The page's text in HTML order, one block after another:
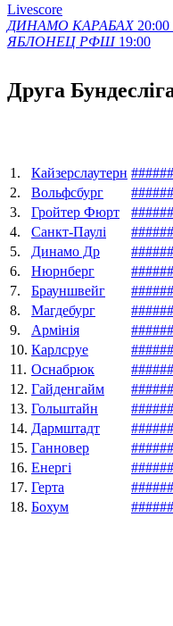
Livescore
ДИНАМО КАРАБАХ 20:00
ЯБЛОНЕЦ РФШ 19:00
Друга
1.
Кайзерслаутерн ######
2.
Вольфсбург ######
3.
Гройтер Фюрт ######
4.
Санкт-Паулі ######
5.
Динамо Др ######
6.
Нюрнберг ######
7.
Брауншвейг ######
8.
Магдебург ######
9.
Армінія ######
10. Карлсруе ######
11. Оснабрюк ######
12. Гайденгайм ######
13. Гольштайн ######
14. Дармштадт ######
15. Ганновер ######
16. Енергі ######
17. Герта ######
18. Бохум ######